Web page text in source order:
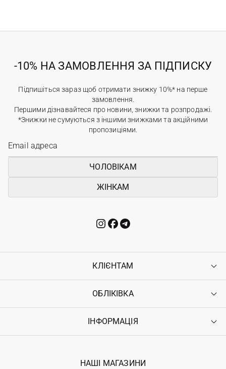
-10% НА ЗАМОВЛЕННЯ ЗА ПІДПИСКУ
Підпишіться зараз щоб отримати знижку 10%* на перше
замовлення.
Першими дізнавайтеся про новини, знижки та розпродажі.
*Знижки не сумуються з іншими знижками та акційними
пропозиціями.
ЧОЛОВІКАМ
ЖІНКАМ
КЛІЄНТАМ
Контакти
Повернення
Гарантія
ОБЛІКІВКА
Увійти
Ostriv Club+
ІНФОРМАЦІЯ
Наші магазини
НАШІ МАГАЗИНИ